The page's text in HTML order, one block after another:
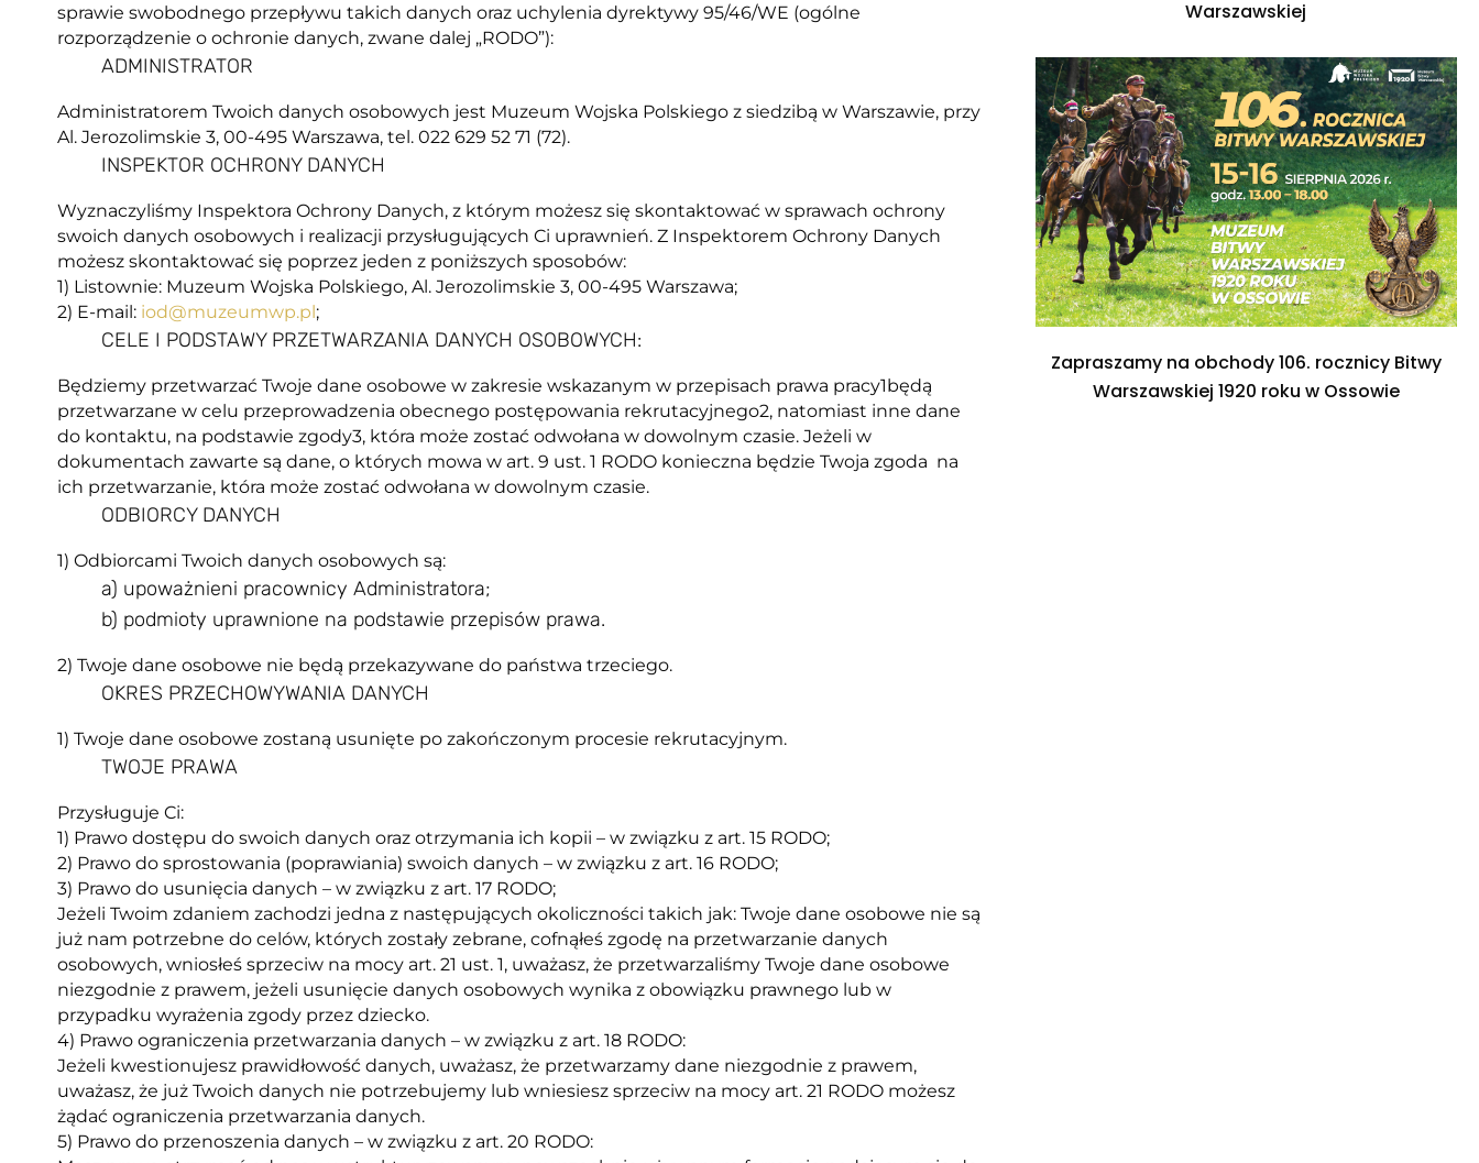
sprawie swobodnego przepływu takich danych oraz uchylenia dyrektywy 95/46/WE (ogólne
rozporządzenie o ochronie danych, zwane dalej „RODO”):
ADMINISTRATOR
Administratorem Twoich danych osobowych jest Muzeum Wojska Polskiego z siedzibą w Warszawie, przy
Al. Jerozolimskie 3, 00-495 Warszawa, tel. 022 629 52 71 (72).
INSPEKTOR OCHRONY DANYCH
Wyznaczyliśmy Inspektora Ochrony Danych, z którym możesz się skontaktować w sprawach ochrony
swoich danych osobowych i realizacji przysługujących Ci uprawnień. Z Inspektorem Ochrony Danych
możesz skontaktować się poprzez jeden z poniższych sposobów:
1) Listownie: Muzeum Wojska Polskiego, Al. Jerozolimskie 3, 00-495 Warszawa;
2) E-mail: iod@muzeumwp.pl ;
CELE I PODSTAWY PRZETWARZANIA DANYCH OSOBOWYCH:
Będziemy przetwarzać Twoje dane osobowe w zakresie wskazanym w przepisach prawa pracy1będą
przetwarzane w celu przeprowadzenia obecnego postępowania rekrutacyjnego2, natomiast inne dane
do kontaktu, na podstawie zgody3, która może zostać odwołana w dowolnym czasie. Jeżeli w
dokumentach zawarte są dane, o których mowa w art. 9 ust. 1 RODO konieczna będzie Twoja zgoda na
ich przetwarzanie, która może zostać odwołana w dowolnym czasie.
ODBIORCY DANYCH
1) Odbiorcami Twoich danych osobowych są:
a) upoważnieni pracownicy Administratora;
b) podmioty uprawnione na podstawie przepisów prawa.
2) Twoje dane osobowe nie będą przekazywane do państwa trzeciego.
OKRES PRZECHOWYWANIA DANYCH
1) Twoje dane osobowe zostaną usunięte po zakończonym procesie rekrutacyjnym.
TWOJE PRAWA
Przysługuje Ci:
1) Prawo dostępu do swoich danych oraz otrzymania ich kopii – w związku z art. 15 RODO;
2) Prawo do sprostowania (poprawiania) swoich danych – w związku z art. 16 RODO;
3) Prawo do usunięcia danych – w związku z art. 17 RODO;
Jeżeli Twoim zdaniem zachodzi jedna z następujących okoliczności takich jak: Twoje dane osobowe nie są
już nam potrzebne do celów, których zostały zebrane, cofnąłeś zgodę na przetwarzanie danych
osobowych, wniosłeś sprzeciw na mocy art. 21 ust. 1, uważasz, że przetwarzaliśmy Twoje dane osobowe
niezgodnie z prawem, jeżeli usunięcie danych osobowych wynika z obowiązku prawnego lub w
przypadku wyrażenia zgody przez dziecko.
4) Prawo ograniczenia przetwarzania danych – w związku z art. 18 RODO:
Jeżeli kwestionujesz prawidłowość danych, uważasz, że przetwarzamy dane niezgodnie z prawem,
uważasz, że już Twoich danych nie potrzebujemy lub wniesiesz sprzeciw na mocy art. 21 RODO możesz
żądać ograniczenia przetwarzania danych.
5) Prawo do przenoszenia danych – w związku z art. 20 RODO:
Warszawskiej
Zapraszamy na obchody 106. rocznicy Bitwy
Warszawskiej 1920 roku w Ossowie